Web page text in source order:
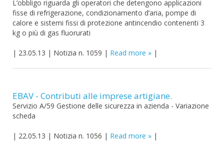
L’obbligo riguarda gli operatori che detengono applicazioni
fisse di refrigerazione, condizionamento d’aria, pompe di
calore e sistemi fissi di protezione antincendio contenenti 3
kg o più di gas fluorurati
| 23.05.13 | Notizia n. 1059 | Read more |
EBAV - Contributi alle imprese artigiane.
Servizio A/59 Gestione delle sicurezza in azienda - Variazione
scheda
| 22.05.13 | Notizia n. 1056 | Read more |